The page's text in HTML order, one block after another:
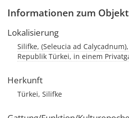
Informationen zum Objekt
Lokalisierung
Silifke, (Seleucia ad
Republik Türkei, in einem
Herkunft
Türkei, Silifke